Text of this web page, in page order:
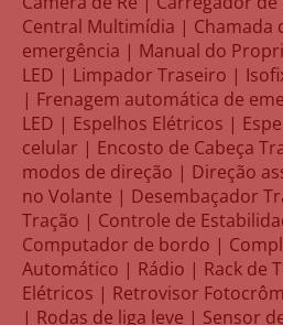
Central Multimídia | Chamada
emergência | Manual do
LED | Limpador Traseiro |
| Frenagem automática de
LED | Espelhos Elétricos |
celular | Encosto de Cabeça
modos de direção | Direção
no Volante | Desembaçador
Tração | Controle de
Computador de bordo |
Automático | Rádio | Rack de
Elétricos | Retrovisor
| Rodas de liga leve | Sensor